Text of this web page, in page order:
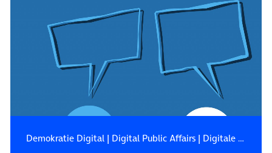
Demokratie Digital| Digital Public Affairs| Digitale Zukunft